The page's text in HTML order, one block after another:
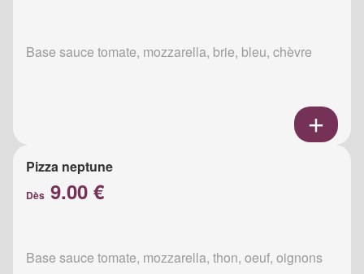
Base sauce tomate, mozzarella, brie, bleu, chèvre
Pizza neptune
Dès 9.00 €
Base sauce tomate, mozzarella, thon, oeuf, oignons